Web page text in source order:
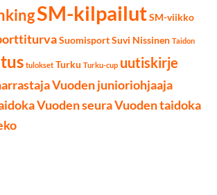
SM-kilpailutSM-viikko
SuomisportSuvi Nissinen Taidon
tulokset Turku Turku-cup uutiskirje
Vuoden junioriohjaaja
Vuoden seuraVuoden taidoka